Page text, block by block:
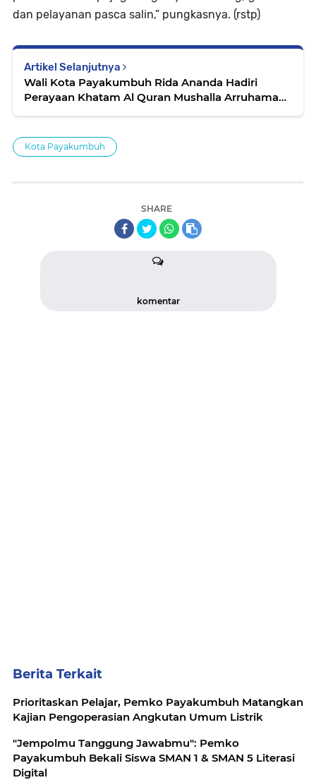
dan pelayanan pasca salin,” pungkasnya. (rstp)
Artikel Selanjutnya
Wali Kota Payakumbuh Rida Ananda Hadiri
Perayaan Khatam Al Quran Mushalla Arruhamak
Kota Payakumbuh
SHARE
komentar
Berita Terkait
Prioritaskan Pelajar, Pemko Payakumbuh Matangkan
Kajian Pengoperasian Angkutan Umum Listrik
"Jempolmu Tanggung Jawabmu": Pemko
Payakumbuh Bekali Siswa SMAN 1 & SMAN 5 Literasi
Digital